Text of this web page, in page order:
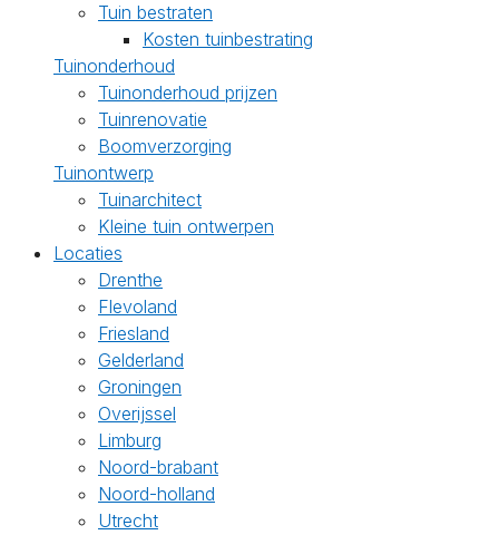
Tuin bestraten
Kosten tuinbestrating
Tuinonderhoud
Tuinonderhoud prijzen
Tuinrenovatie
Boomverzorging
Tuinontwerp
Tuinarchitect
Kleine tuin ontwerpen
Locaties
Drenthe
Flevoland
Friesland
Gelderland
Groningen
Overijssel
Limburg
Noord-brabant
Noord-holland
Utrecht